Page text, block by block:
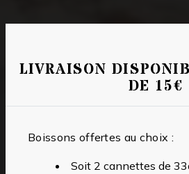
LIVRAISON
DE 15€
Boissons offertes au choix :
Soit 2 cannettes de